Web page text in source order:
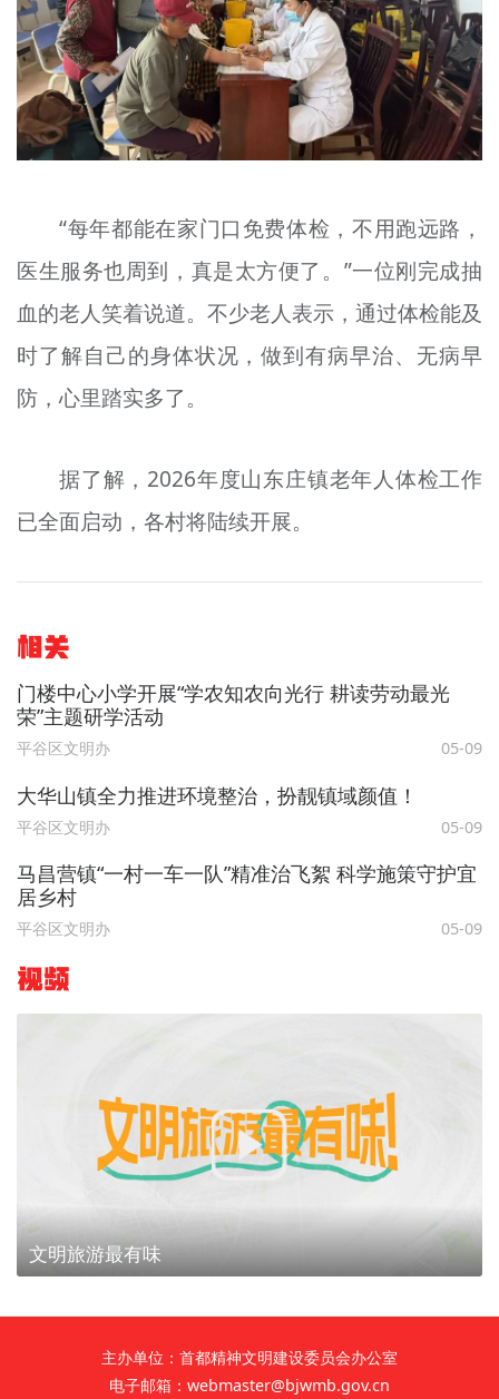
“每年都能在家门口免费体检，不用跑远路，
医生服务也周到，真是太方便了。”一位刚完成抽
血的老人笑着说道。不少老人表示，通过体检能及
时了解自己的身体状况，做到有病早治、无病早
防，心里踏实多了。
据了解，2026年度山东庄镇老年人体检工作
已全面启动，各村将陆续开展。
相关
门楼中心小学开展“学农知农向光行 耕读劳动最光
荣”主题研学活动
平谷区文明办 05-09
大华山镇全力推进环境整治，扮靓镇域颜值！
平谷区文明办 05-09
马昌营镇“一村一车一队”精准治飞絮 科学施策守护宜
居乡村
平谷区文明办 05-09
视频
文明旅游最有味
主办单位：首都精神文明建设委员会办公室
电子邮箱：webmaster@bjwmb.gov.cn